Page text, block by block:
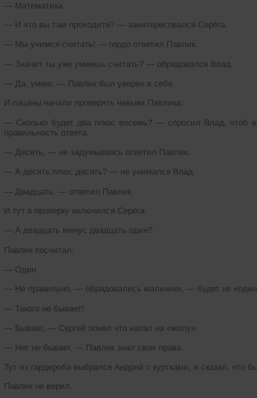
— Математика.
— И что вы там проходите? — заинтересовался Серёга.
— Мы учимся считать! — гордо ответил Павлик.
— Значит ты уже умеешь считать? — обрадовался Влад.
— Да, умею, — Павлик был уверен в себе.
И пацаны начали проверять навыки Павлика:
— Сколько будет два плюс восемь? — спросил Влад, чтоб
правильность ответа.
— Десять, — не задумываясь ответил Павлик.
— А десять плюс десять? — не унимался Влад.
— Двадцать, — ответил Павлик.
И тут в проверку включился Серёга:
— А двадцать минус двадцать один?
Павлик посчитал:
— Один
— Не правильно, — обрадовались мальчики, — будет не
— Такого не бывает!
— Бывает, — Сергей понял что напал на «жилу».
— Нет не бывает, — Павлик знал свои права.
Тут из гардероба выбрался Андрей с куртками, и сказал, что
Павлик не верил.